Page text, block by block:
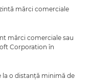
mărci comerciale
mărci comerciale sau
Corporation în
la o distanţă minimă de